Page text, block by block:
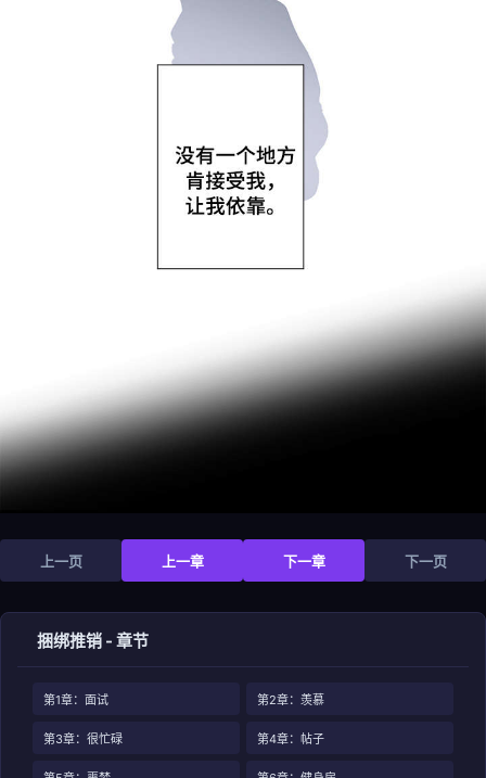
上一页 上一章 下一章 下一页
捆绑推销 - 章节
第1章：面试 第2章：羡慕
第3章：很忙碌 第4章：帖子